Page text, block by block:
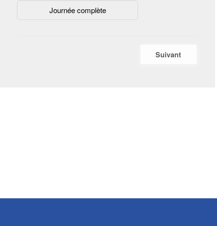
Journée complète
Suivant